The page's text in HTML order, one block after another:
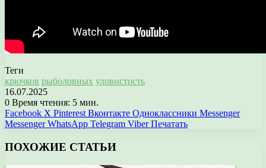
Теги
крючков рыболовных уловистость
16.07.2025
0 Время чтения: 5 мин.
Facebook X Pinterest Вконтакте Одноклассники Messenger
Messenger WhatsApp Telegram Viber Печатать
ПОХОЖИЕ СТАТЬИ